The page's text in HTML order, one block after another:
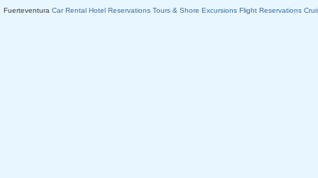
Fuerteventura Car Rental Hotel Reservations Tours & Shore Excursions Flight Reservations